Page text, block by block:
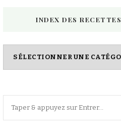
INDEX DES RECETTES
Index